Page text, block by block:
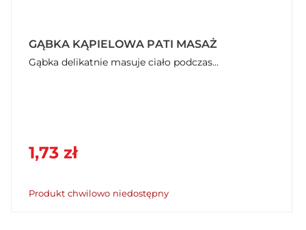
GĄBKA KĄPIELOWA PATI MASAŻ
Gąbka delikatnie masuje ciało podczas...
1,73 zł
Produkt chwilowo niedostępny